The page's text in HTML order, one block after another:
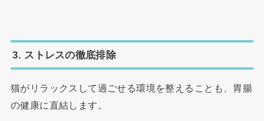
3. ストレスの徹底排除
猫がリラックスして過ごせる環境を整えることも、胃腸
の健康に直結します。